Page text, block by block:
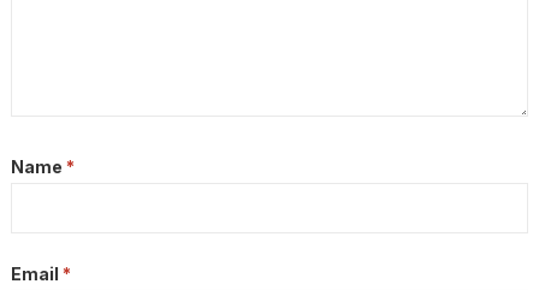
Name *
Email *